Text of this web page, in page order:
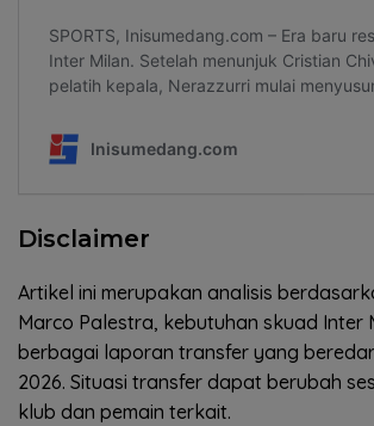
Disclaimer
Artikel ini merupakan analisis
Marco Palestra, kebutuhan skuad Inter
berbagai laporan transfer yang
2026. Situasi transfer dapat berubah
klub dan pemain terkait.